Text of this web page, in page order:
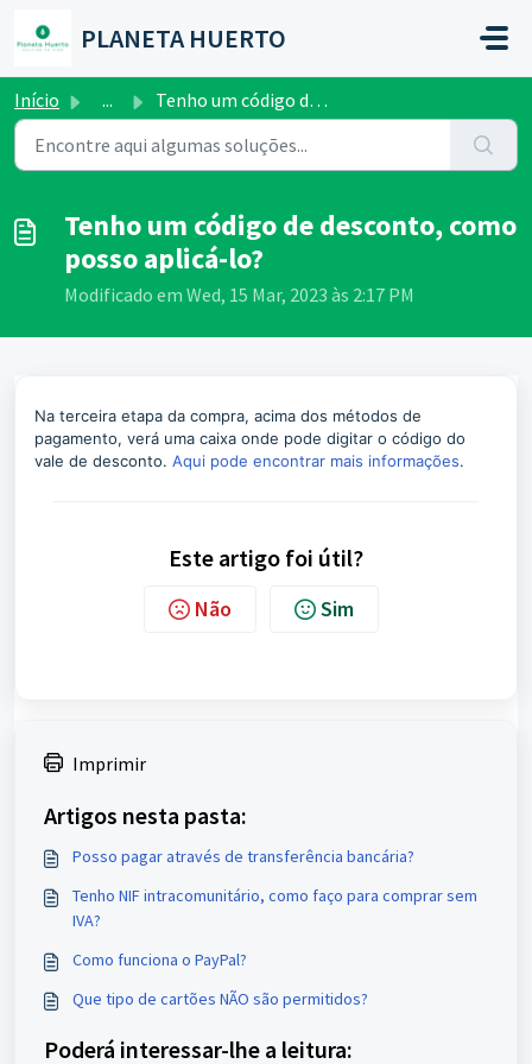
PLANETA HUERTO
Início ... Tenho um código de desconto, como posso aplicá-lo?
Tenho um código de desconto, como
posso aplicá-lo?
Modificado em Wed, 15 Mar, 2023 às 2:17 PM
Na terceira etapa da compra, acima dos métodos de
pagamento, verá uma caixa onde pode digitar o código do
vale de desconto. Aqui pode encontrar mais informações.
Este artigo foi útil?
Não Sim
Imprimir
Artigos nesta pasta:
Posso pagar através de transferência bancária?
Tenho NIF intracomunitário, como faço para comprar sem
IVA?
Como funciona o PayPal?
Que tipo de cartões NÃO são permitidos?
Poderá interessar-lhe a leitura: